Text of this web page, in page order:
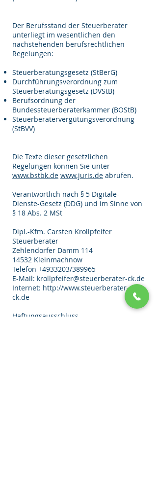
Der Berufsstand der Steuerberater
unterliegt im wesentlichen den
nachstehenden berufsrechtlichen
Regelungen:
Steuerberatungsgesetz (StBerG)
Durchführungsverordnung zum
Steuerberatungsgesetz (DVStB)
Berufsordnung der
Bundessteuerberaterkammer (BOStB)
Steuerberatervergütungsverordnung
(StBVV)
Die Texte dieser gesetzlichen
Regelungen können Sie unter
www.bstbk.de www.juris.de abrufen.
Verantwortlich nach § 5 Digitale-
Dienste-Gesetz (DDG) und im Sinne von
§ 18 Abs. 2 MSt
Dipl.-Kfm. Carsten Krollpfeifer
Steuerberater
Zehlendorfer Damm 114
14532 Kleinmachnow
Telefon +4933203/389965
E-Mail: krollpfeifer@steuerberater-ck.de
Internet: http://www.steuerberater-
ck.de
Haftungsausschluss